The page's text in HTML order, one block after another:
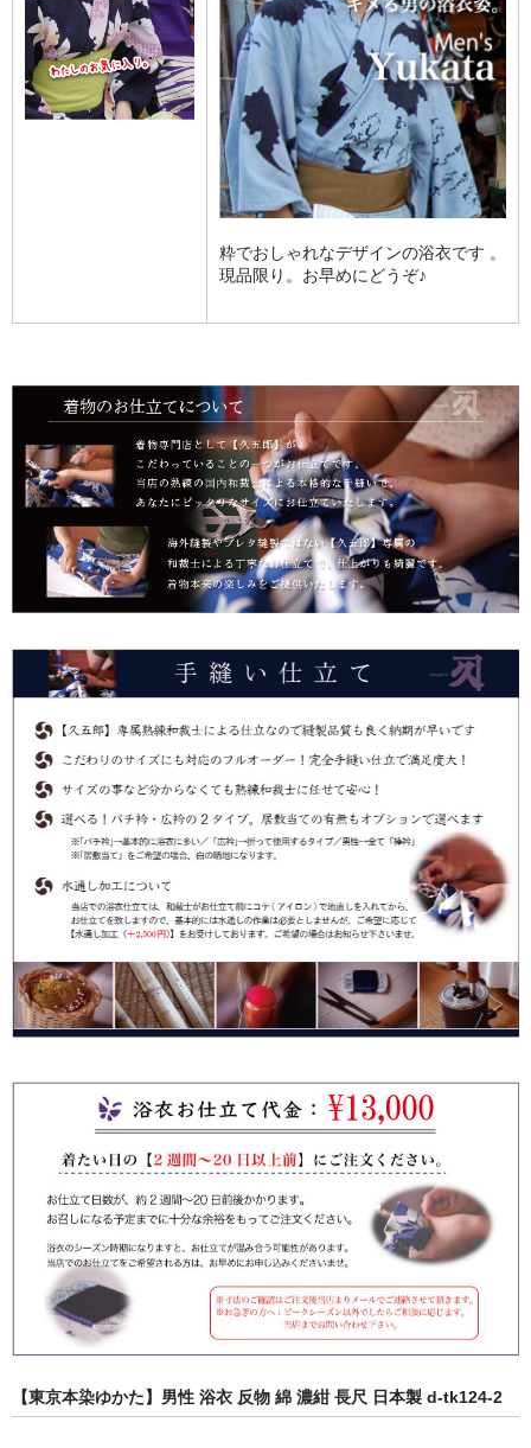
粋でおしゃれなデザインの浴衣です 。
現品限り。お早めにどうぞ♪
【東京本染ゆかた】男性 浴衣 反物 綿 濃紺 長尺 日本製 d-tk124-2